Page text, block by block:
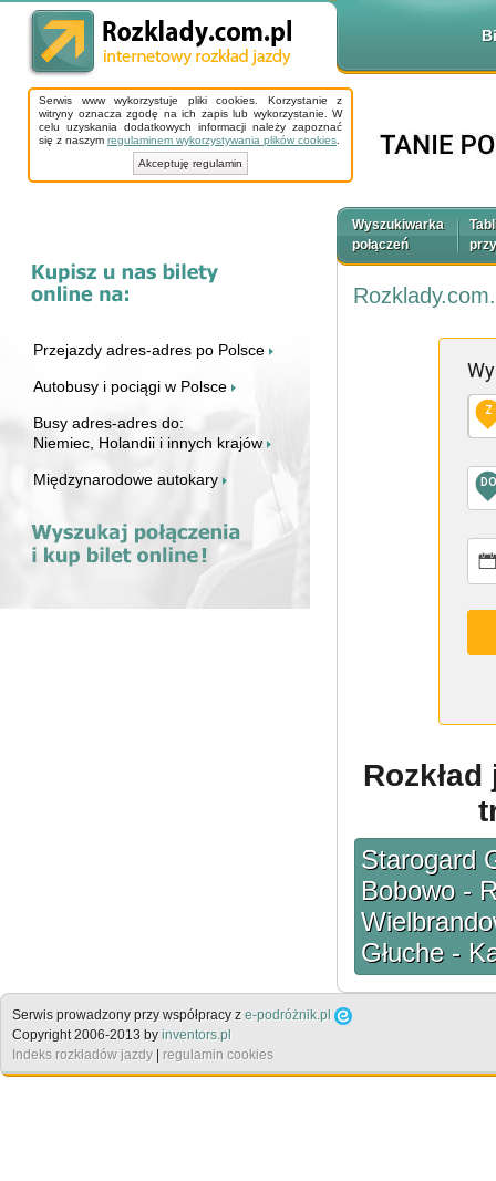
Serwis www wykorzystuje pliki cookies. Korzystanie z
witryny oznacza zgodę na ich zapis lub wykorzystanie. W
celu uzyskania dodatkowych informacji należy zapoznać
się z naszym regulaminem wykorzystywania plików cookies
Akceptuję regulamin
Przejazdy adres-adres po Polsce
Autobusy i pociągi w Polsce
Busy adres-adres do:
Niemiec, Holandii i innych krajów
Międzynarodowe autokary
Wyszukiwarka
połączeń
Z
DO
Starogard
Bobowo -
Głuche -
Serwis prowadzony przy współpracy z e-podróżnik.pl
Copyright 2006-2013 by inventors.pl
Indeks rozkładów jazdy | regulamin cookies